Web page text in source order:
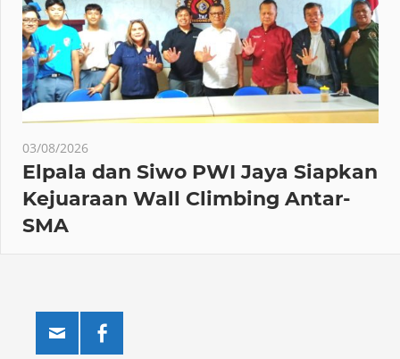
03/08/2026
Elpala dan Siwo PWI Jaya Siapkan
Kejuaraan Wall Climbing Antar-
SMA